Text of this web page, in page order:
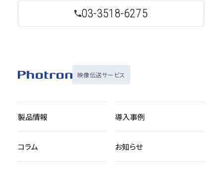
03-3518-6275
映像伝送サービス
製品情報 導入事例
コラム お知らせ